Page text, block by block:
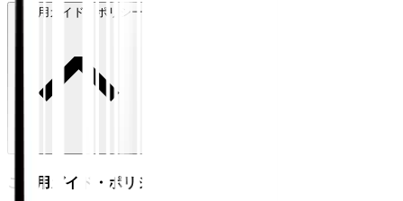
ご利用ガイド・ポリシー
ご利用ガイド・ポリシー